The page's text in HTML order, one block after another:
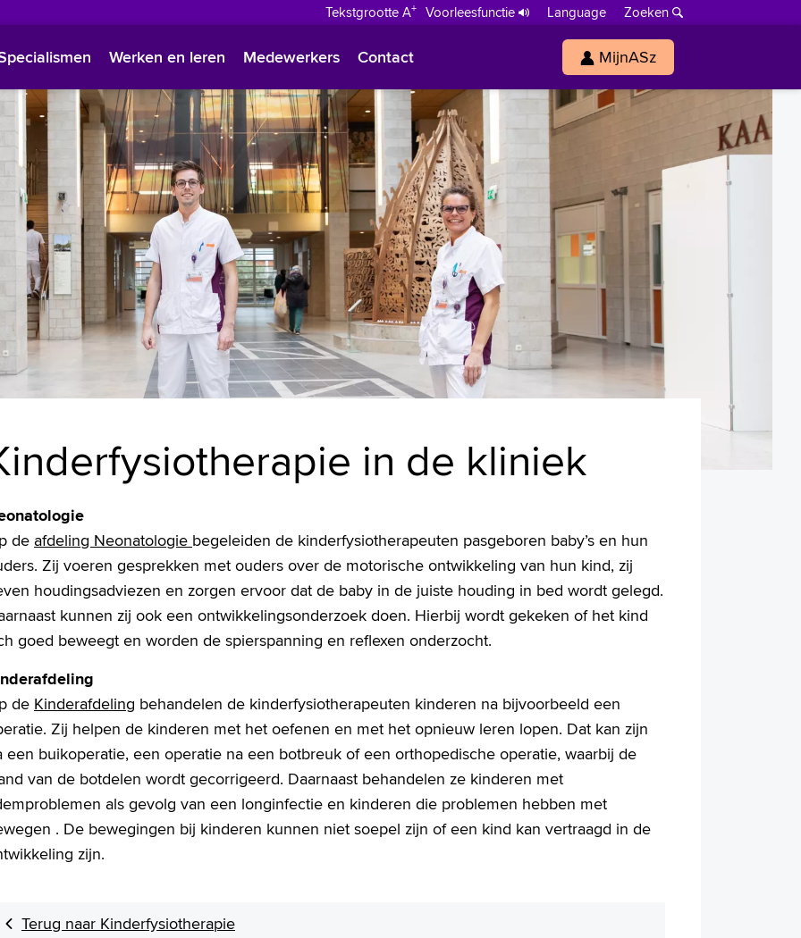
Tekstgrootte A+ Voorleesfunctie Language
Zoeken
Polski
Türkçe
Arabisch
Werken en leren Medewerkers Contact MijnASz
in de kliniek
de afdeling Neonatologie begeleiden de kinderfysiotherapeuten pasgeboren baby’s en hun
Zij voeren gesprekken met ouders over de motorische ontwikkeling van hun kind, zij
houdingsadviezen en zorgen ervoor dat de baby in de juiste houding in bed wordt gelegd.
kunnen zij ook een ontwikkelingsonderzoek doen. Hierbij wordt gekeken of het kind
goed beweegt en worden de spierspanning en reflexen onderzocht.
de Kinderafdeling behandelen de kinderfysiotherapeuten kinderen na bijvoorbeeld een
Zij helpen de kinderen met het oefenen en met het opnieuw leren lopen. Dat kan zijn
een buikoperatie, een operatie na een botbreuk of een orthopedische operatie, waarbij de
van de botdelen wordt gecorrigeerd. Daarnaast behandelen ze kinderen met
als gevolg van een longinfectie en kinderen die problemen hebben met
. De bewegingen bij kinderen kunnen niet soepel zijn of een kind kan vertraagd in de
zijn.
Terug naar Kinderfysiotherapie